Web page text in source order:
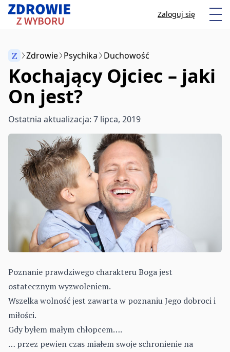
Przeskocz do treści Zaloguj się
Anuluj
Z Zdrowie Psychika Duchowość
Kochający Ojciec – jaki
On jest?
Ostatnia aktualizacja: 7 lipca, 2019
Poznanie prawdziwego charakteru Boga jest
ostatecznym wyzwoleniem.
Wszelka wolność jest zawarta w poznaniu Jego dobroci i
miłości.
Gdy byłem małym chłopcem….
… przez pewien czas miałem swoje schronienie na